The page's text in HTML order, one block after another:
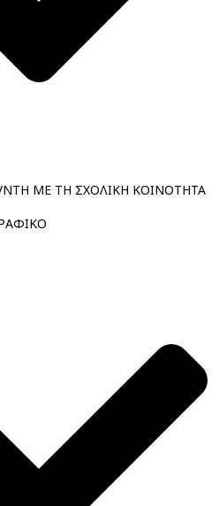
ΝΤΗ ΜΕ ΤΗ ΣΧΟΛΙΚΗ ΚΟΙΝΟΤΗΤΑ